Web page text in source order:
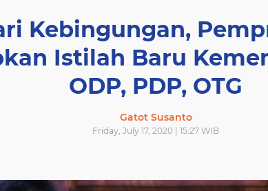
Kebingungan,
Istilah Baru
ODP, PDP, OTG
Gatot Susanto
Friday, July 17, 2020 | 15:27 WIB